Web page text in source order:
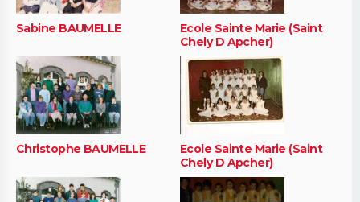
Sabine BAUMELLE
Ecole Sainte Marie (Saint
Chely D Apcher)
Christophe BAUMELLE
Ecole Sainte Marie (Saint
Chely D Apcher)